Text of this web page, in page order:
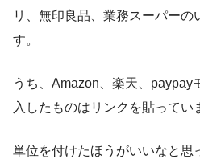
リ、無印良品、業務スーパーの
す。
うち、Amazon、楽天、paypay
入したものはリンクを貼ってい
単位を付けたほうがいいなと思